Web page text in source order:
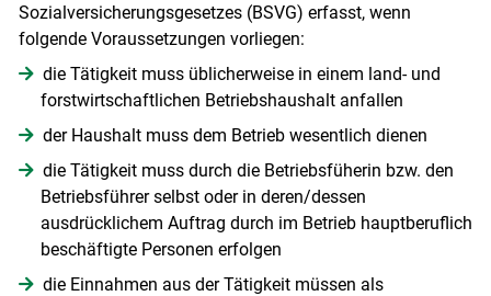
Sozialversicherungsgesetzes (BSVG) erfasst, wenn
folgende Voraussetzungen vorliegen:
die Tätigkeit muss üblicherweise in einem land- und
forstwirtschaftlichen Betriebshaushalt anfallen
der Haushalt muss dem Betrieb wesentlich dienen
die Tätigkeit muss durch die Betriebsfüherin bzw. den
Betriebsführer selbst oder in deren/dessen
ausdrücklichem Auftrag durch im Betrieb hauptberuflich
beschäftigte Personen erfolgen
die Einnahmen aus der Tätigkeit müssen als